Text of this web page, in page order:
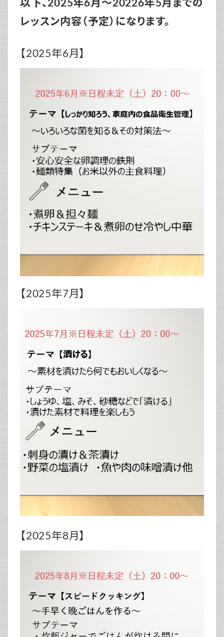
以下、2025年6月～20226年5月までの
レッスン内容（予定）になります。
【2025年6月】
【2025年7月】
【2025年8月】